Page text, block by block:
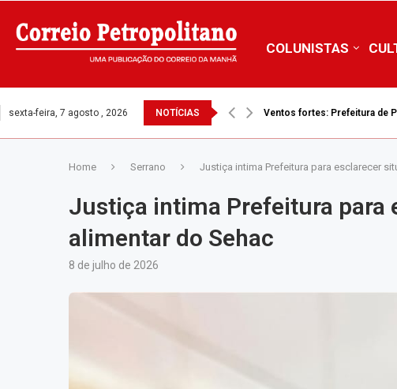
COLUNISTAS
sexta-feira, 7 agosto , 2026 NOTÍCIAS Defensoria tenta impedir
Home Serrano Justiça intima Prefeitura para esclarecer
Justiça intima Prefeitura para
alimentar do Sehac
8 de julho de 2026